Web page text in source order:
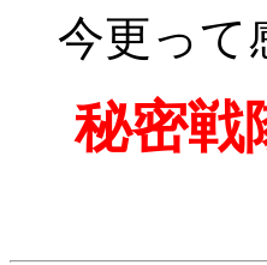
今更って
秘密戦